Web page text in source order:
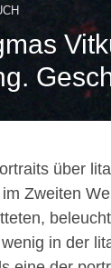
über
Zweiten
in der